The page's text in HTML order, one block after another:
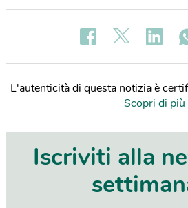
L'autenticità di questa notizia è
Scopri di più
Iscriviti alla